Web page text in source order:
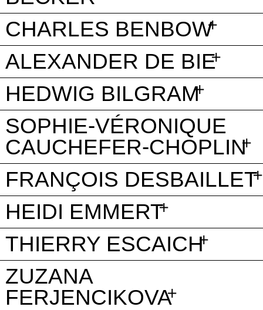
CHARLES BENBOW
ALEXANDER DE BIE
HEDWIG BILGRAM
SOPHIE-VÉRONIQUE
CAUCHEFER-CHOPLIN
FRANÇOIS DESBAILLET
HEIDI EMMERT
THIERRY ESCAICH
ZUZANA
FERJENCIKOVA